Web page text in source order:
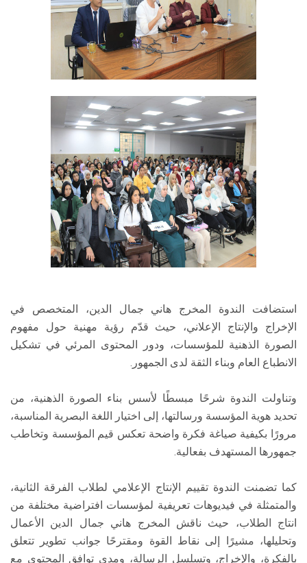
استضافت الندوة المخرج هاني جمال الدين، المتخصص في
الإخراج والإنتاج الإعلاني، حيث قدّم رؤية مهنية حول مفهوم
الصورة الذهنية للمؤسسات، ودور المحتوى المرئي في تشكيل
الانطباع العام وبناء الثقة لدى الجمهور.
وتناولت الندوة شرحًا مبسطًا لأسس بناء الصورة الذهنية، من
تحديد هوية المؤسسة ورسالتها، إلى اختيار اللغة البصرية المناسبة،
مرورًا بكيفية صياغة فكرة واضحة تعكس قيم المؤسسة وتخاطب
جمهورها المستهدف بفعالية.
كما تضمنت الندوة تقييم الإنتاج الإعلامي لطلاب الفرقة الثانية،
والمتمثلة في فيديوهات تعريفية لمؤسسات افتراضية مختلفة من
انتاج الطلاب، حيث ناقش المخرج هاني جمال الدين الأعمال
وتحليلها، مشيرًا إلى نقاط القوة ومقترحًا جوانب تطوير تتعلق
بالفكرة، والإخراج، وتسلسل الرسالة، ومدى توافق المحتوى مع